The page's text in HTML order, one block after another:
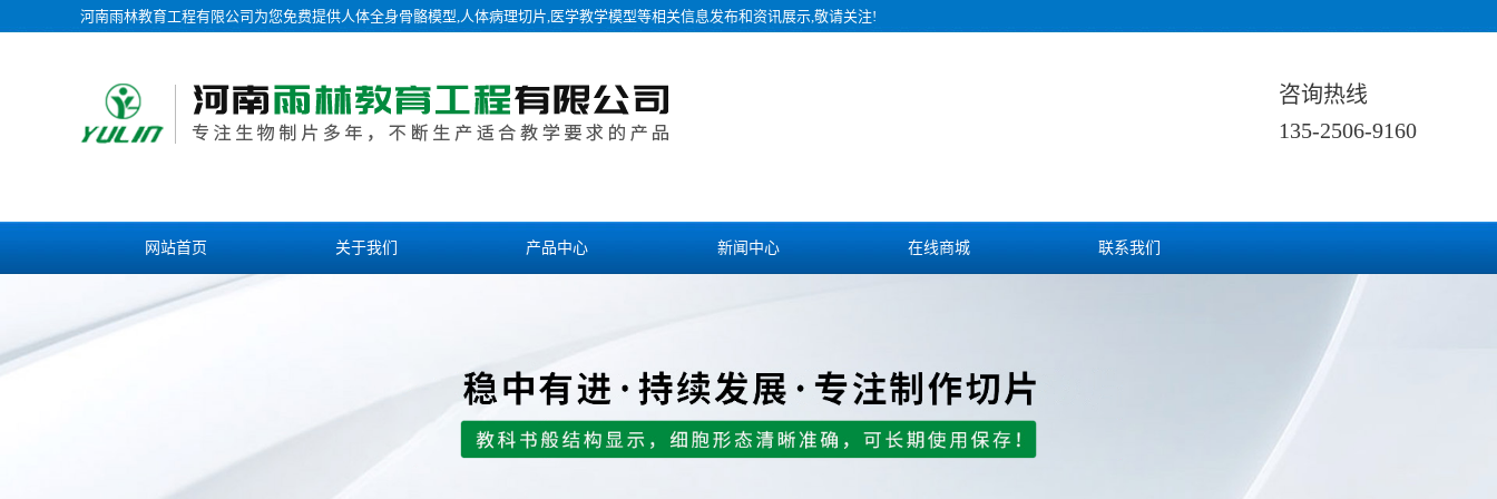
河南雨林教育工程有限公司为您免费提供人体全身骨骼模型,人体病理切片,医学教学模型等相关信息发布和资讯展示,敬请关注!
咨询热线
135-2506-9160
网站首页 关于我们 产品中心 新闻中心 在线商城 联系我们